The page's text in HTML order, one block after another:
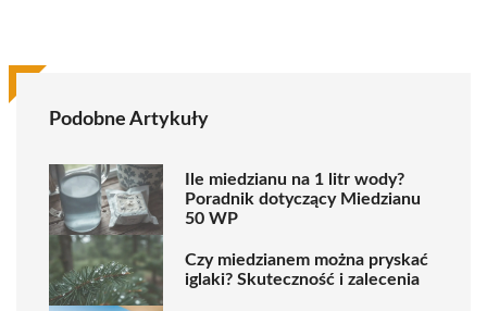
Podobne Artykuły
Ile miedzianu na 1 litr wody?
Poradnik dotyczący Miedzianu
50 WP
Czy miedzianem można pryskać
iglaki? Skuteczność i zalecenia